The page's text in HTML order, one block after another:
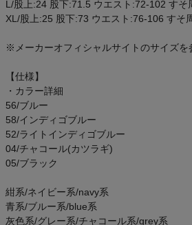
アウトレットセール
スタッフコーディネート
スタッフブログ
L/股上:24 股下:71.5 ウエスト:72-102 すそ
XL/股上:25 股下:73 ウエスト:76-106 すそ
※メーカーオフィシャルサイトのサイズを
【仕様】
・カラー詳細
56/ブルー
58/インディゴブルー
52/ライトインディゴブルー
04/チャコール(カツラギ)
05/ブラック
紺系/ネイビー系/navy系
青系/ブルー系/blue系
灰色系/グレー系/チャコール系/grey系